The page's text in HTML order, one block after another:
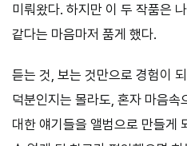
미뤄왔다. 하지만 이 두 작품은
같다는 마음마저 품게 했다.
듣는 것, 보는 것만으로 경험이
덕분인지는 몰라도, 혼자 마음속
대한 얘기들을 앨범으로 만들게